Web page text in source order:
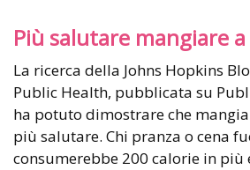
Più salutare mangiare a
La ricerca della Johns Hopkins
Public Health, pubblicata su
ha potuto dimostrare che
più salutare. Chi pranza o cena
consumerebbe 200 calorie in più